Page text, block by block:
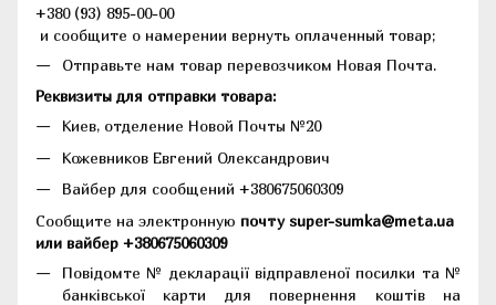
+380 (93) 895-00-00
и сообщите о намерении вернуть оплаченный товар;
Отправьте нам товар перевозчиком Новая Почта.
Реквизиты для отправки товара:
Киев, отделение Новой Почты №20
Кожевников Евгений Олександрович
Вайбер для сообщений +380675060309
Сообщите на электронную почту super-sumka@meta.ua
или вайбер +380675060309
Повідомте № декларації відправленої посилки та №
банківської карти для повернення коштів на